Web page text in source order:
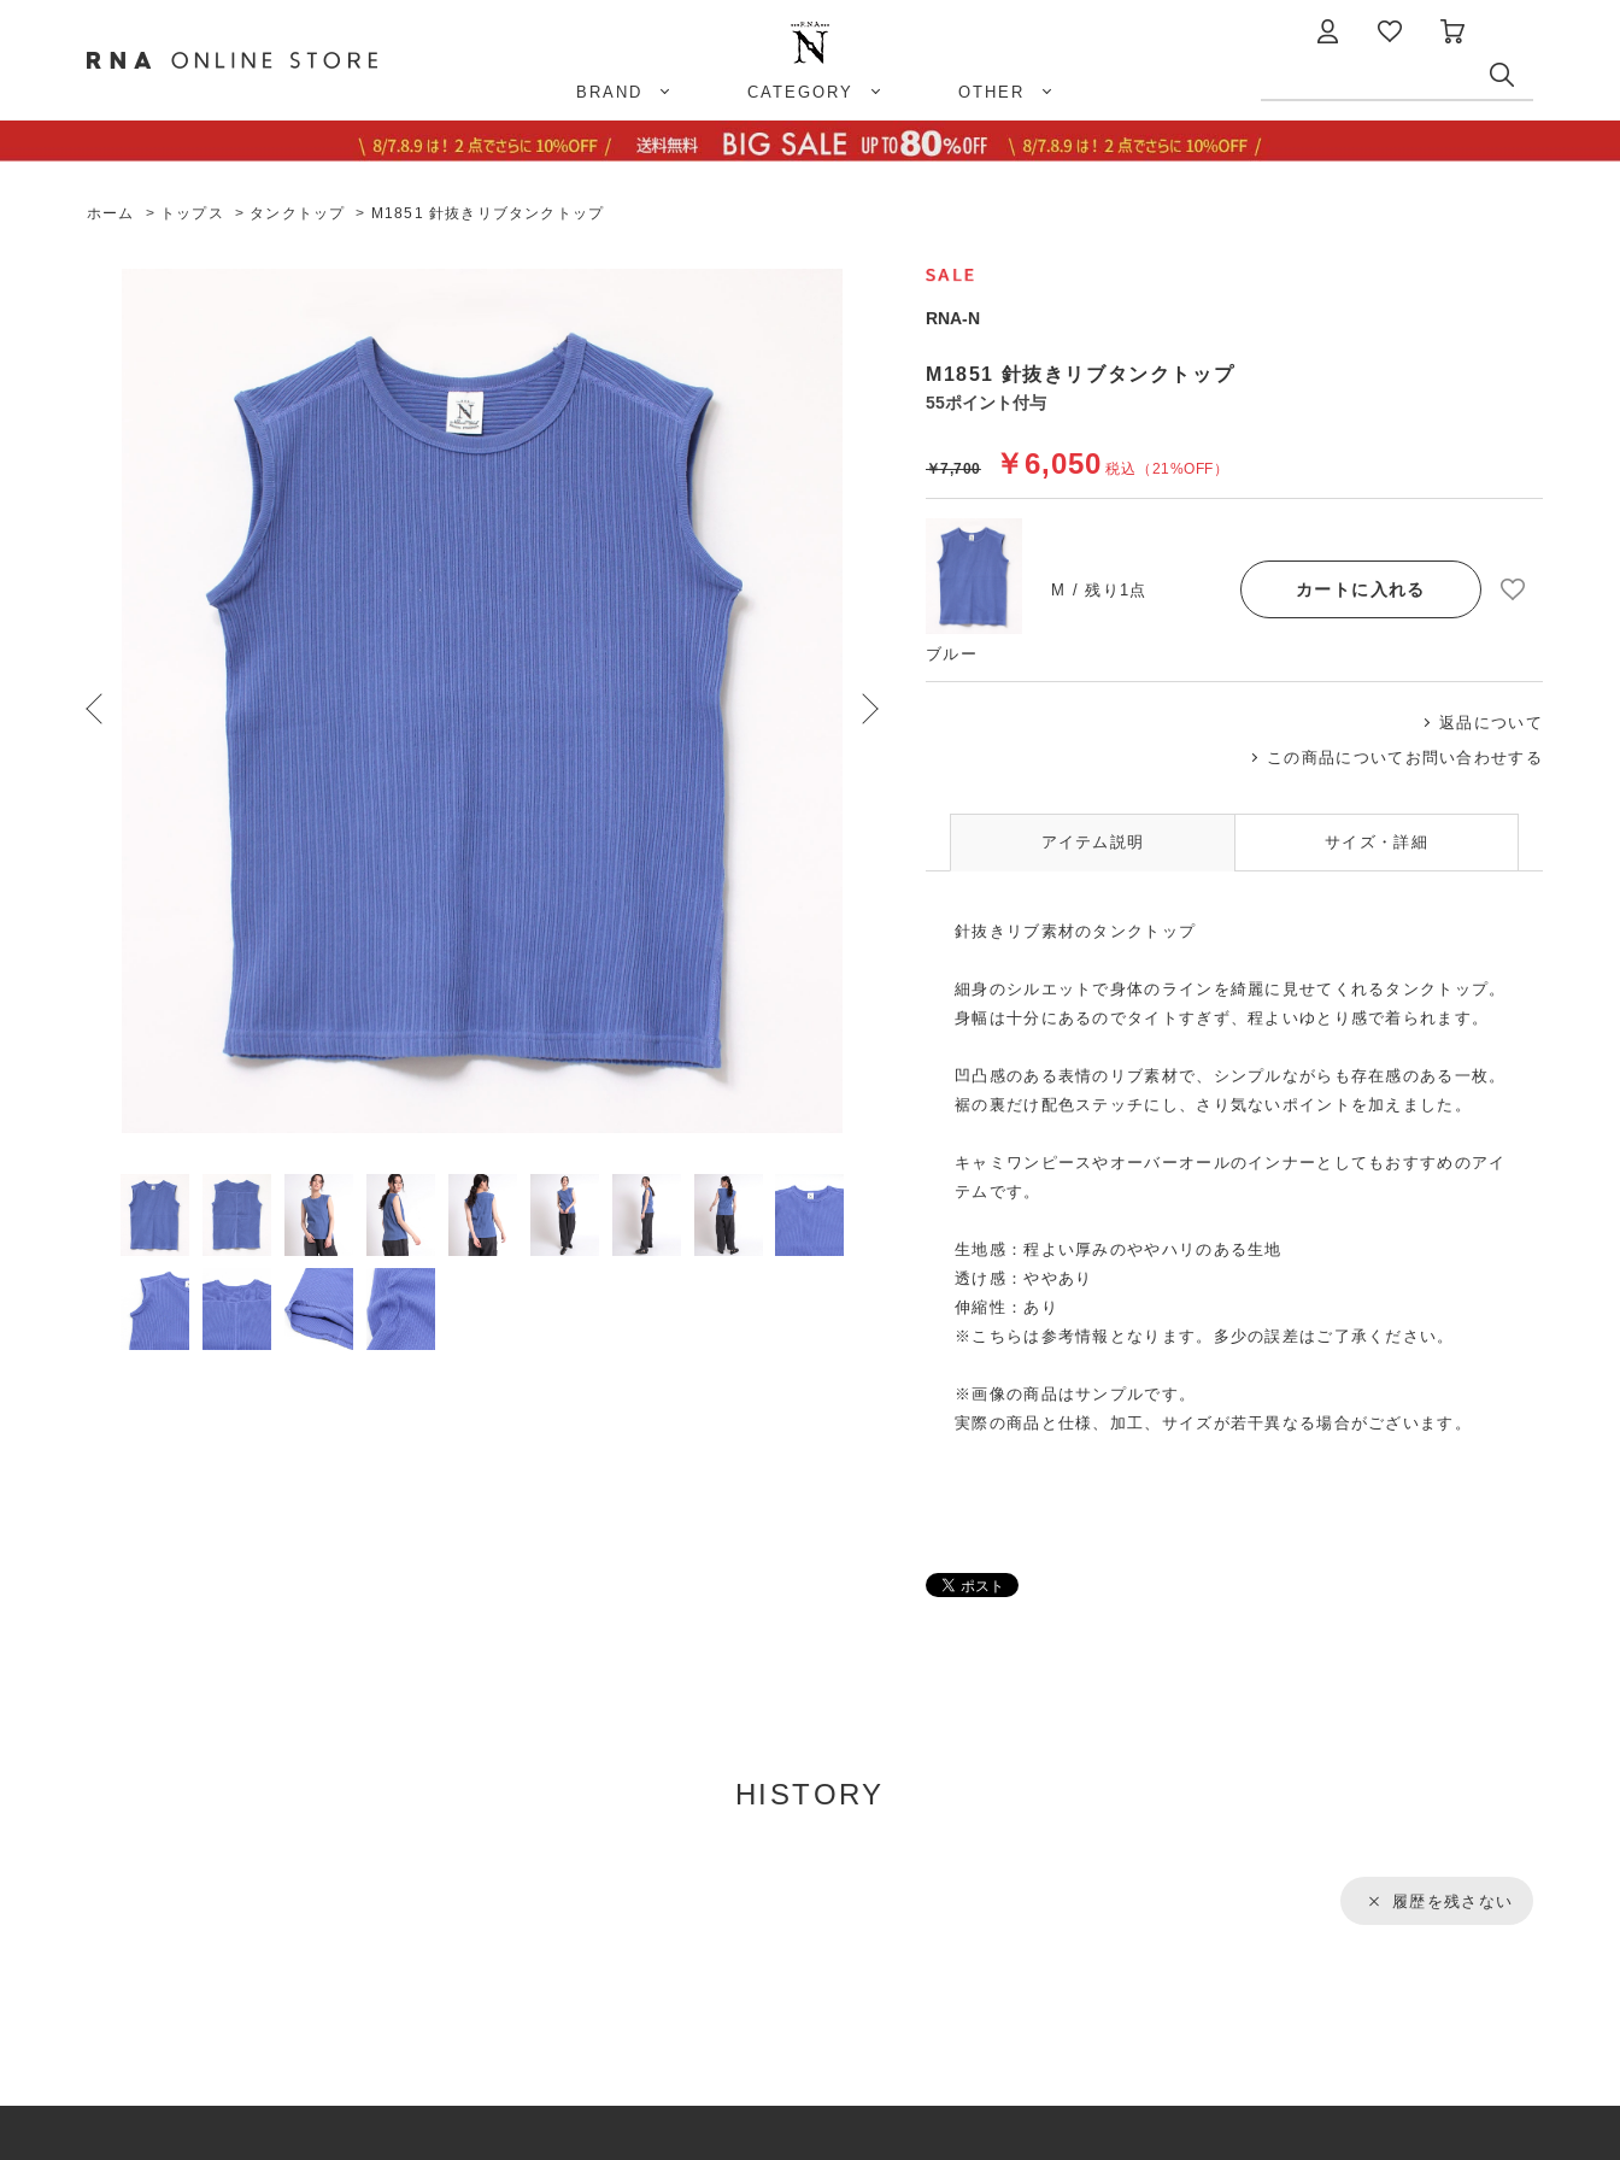
BRAND CATEGORY OTHER
ホーム > トップス > タンクトップ > M1851 針抜きリブタンクトップ
RNA-N
M1851 針抜きリブタンクトップ
55ポイント付与
（21%OFF）
￥6,050 税込
￥7,700
ブルー
M / 残り1点 カートに入れる
返品について
この商品についてお問い合わせする
アイテム説明 サイズ・詳細
針抜きリブ素材のタンクトップ
細身のシルエットで身体のラインを綺麗に見せてくれるタンクトップ。
身幅は十分にあるのでタイトすぎず、程よいゆとり感で着られます。
凹凸感のある表情のリブ素材で、シンプルながらも存在感のある一枚。
裾の裏だけ配色ステッチにし、さり気ないポイントを加えました。
キャミワンピースやオーバーオールのインナーとしてもおすすめのアイ
テムです。
生地感：程よい厚みのややハリのある生地
透け感：ややあり
伸縮性：あり
※こちらは参考情報となります。多少の誤差はご了承ください。
※画像の商品はサンプルです。
実際の商品と仕様、加工、サイズが若干異なる場合がございます。
HISTORY
履歴を残さない